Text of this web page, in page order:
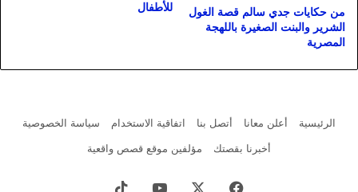
من حكايات جدي سالم قصة الغول
الشرير والبنت الصغيرة باللهجة
المصرية
للأطفال
الرئيسية أعلن معانا أتصل بنا اتفاقية الاستخدام
سياسة الخصوصية
أخبرنا بقصتك
مؤلفين موقع قصص واقعية
فيسبوك يوتيوب